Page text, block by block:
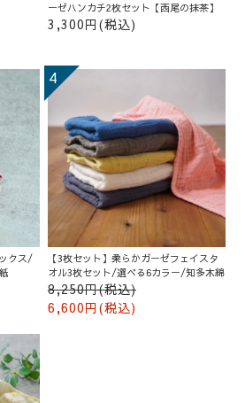
ーゼハンカチ2枚セット【西尾の抹茶】
3,300円(税込)
クス/
【3枚セット】柔らかガーゼフェイスタ
オル3枚セット/選べる6カラー/知多木綿
8,250円(税込)
6,600円(税込)